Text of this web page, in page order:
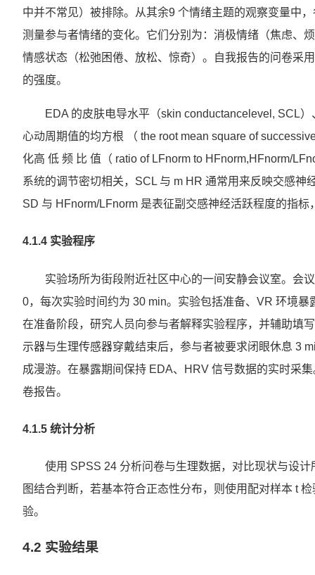
中并不常见）被排除。从其余9 个情绪主题的观察变量中
测量参与者情绪的变化。它们分别为：消极情绪（焦虑、
情感状态（松弛困倦、放松、惊奇）。自我报告的问卷采
的强度。
EDA 的皮肤电导水平（skin conductancelevel, SCL
心动周期值的均方根 （ the root mean square of
化高 低 频 比 值（ ratio of LFnorm to HFnorm,HFnorm/
系统的调节密切相关，SCL 与 m HR 通常用来反映交感
SD 与 HFnorm/LFnorm 是表征副交感神经活跃程度的指
4.1.4 实验程序
实验场所为街段附近社区中心的一间安静会议室。
0，每次实验时间约为 30 min。实验包括准备、VR 环境
在准备阶段，研究人员向参与者解释实验程序，并辅助填
示器与生理传感器穿戴结束后，参与者被要求闭眼休息 3
成漫游。在暴露期间保持 EDA、HRV 信号数据的实时采
卷报告。
4.1.5 统计分析
使用 SPSS 24 分析问卷与生理数据，对比现状与设
图结合判断，若基本符合正态性分布，则使用配对样本 t
验。
4.2 实验结果